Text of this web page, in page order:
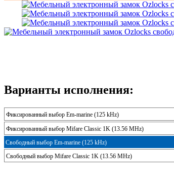
Варианты исполнения:
Фиксированный выбор Em-marine (125 kHz)
Фиксированный выбор Mifare Classic 1K (13.56 MHz)
Свободный выбор Em-marine (125 kHz)
Свободный выбор Mifare Classic 1K (13.56 MHz)